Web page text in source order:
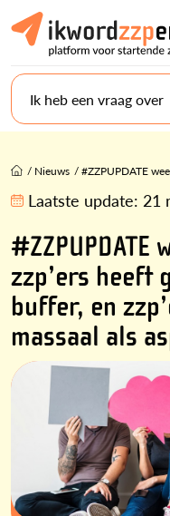
Ik heb een vraag over
/ Nieuws /#ZZPUPDATE
Laatste update: 21
#ZZPUPDATE
zzp’ers heeft
buffer, en
massaal als